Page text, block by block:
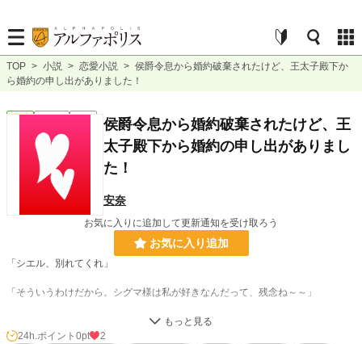
TOP > 小説 > 恋愛小説 > 侯爵令息から婚約破棄されたけど、王太子殿下か
ら婚約の申し出がありました！
恋愛 連載中 短編
侯爵令息から婚約破棄されたけど、王
太子殿下から婚約の申し出がありまし
た！
安奈
お気に入りに追加して更新通知を受け取ろう
お気に入り追加
「シエル、別れてくれ」
「そういうわけだから。シグマ様は私が好きなんだって、残念ね～～」
伯爵令嬢であるシエルは婚約者であるはずの侯爵令息、シグマ・ブリーテンに婚
約破棄を言い渡されてしまった。理由は他の令嬢を好きになったからというもの
24h.ポイント 0pt
2